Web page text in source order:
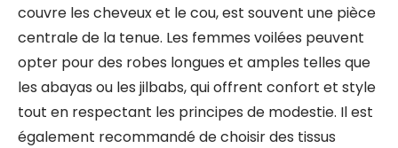
couvre les cheveux et le cou, est souvent une pièce
centrale de la tenue. Les femmes voilées peuvent
opter pour des robes longues et amples telles que
les abayas ou les jilbabs, qui offrent confort et style
tout en respectant les principes de modestie. Il est
également recommandé de choisir des tissus